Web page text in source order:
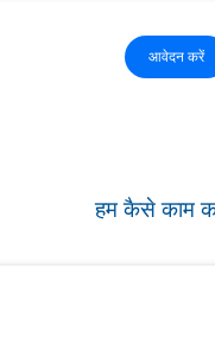
आवेदन करें
हम कैसे काम